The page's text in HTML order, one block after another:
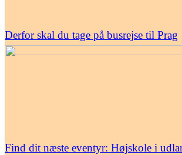
Derfor skal du tage på busrejse til Prag
Find dit næste eventyr: Højskole i